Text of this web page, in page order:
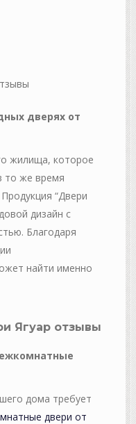
дверях от
жилища, которое
то же время
“Двери
дизайн с
Благодаря
найти именно
дома требует
двери от